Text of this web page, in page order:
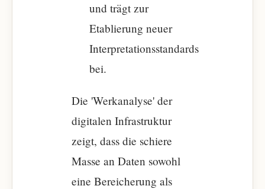
und trägt zur
Etablierung neuer
Interpretationsstandards
bei.
Die 'Werkanalyse' der
digitalen Infrastruktur
zeigt, dass die schiere
Masse an Daten sowohl
eine Bereicherung als